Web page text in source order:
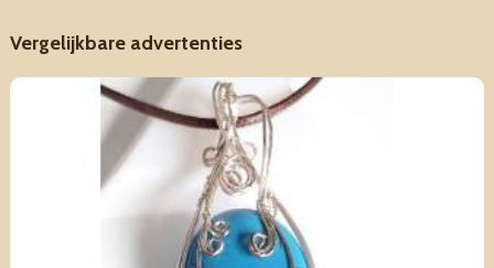
Vergelijkbare advertenties